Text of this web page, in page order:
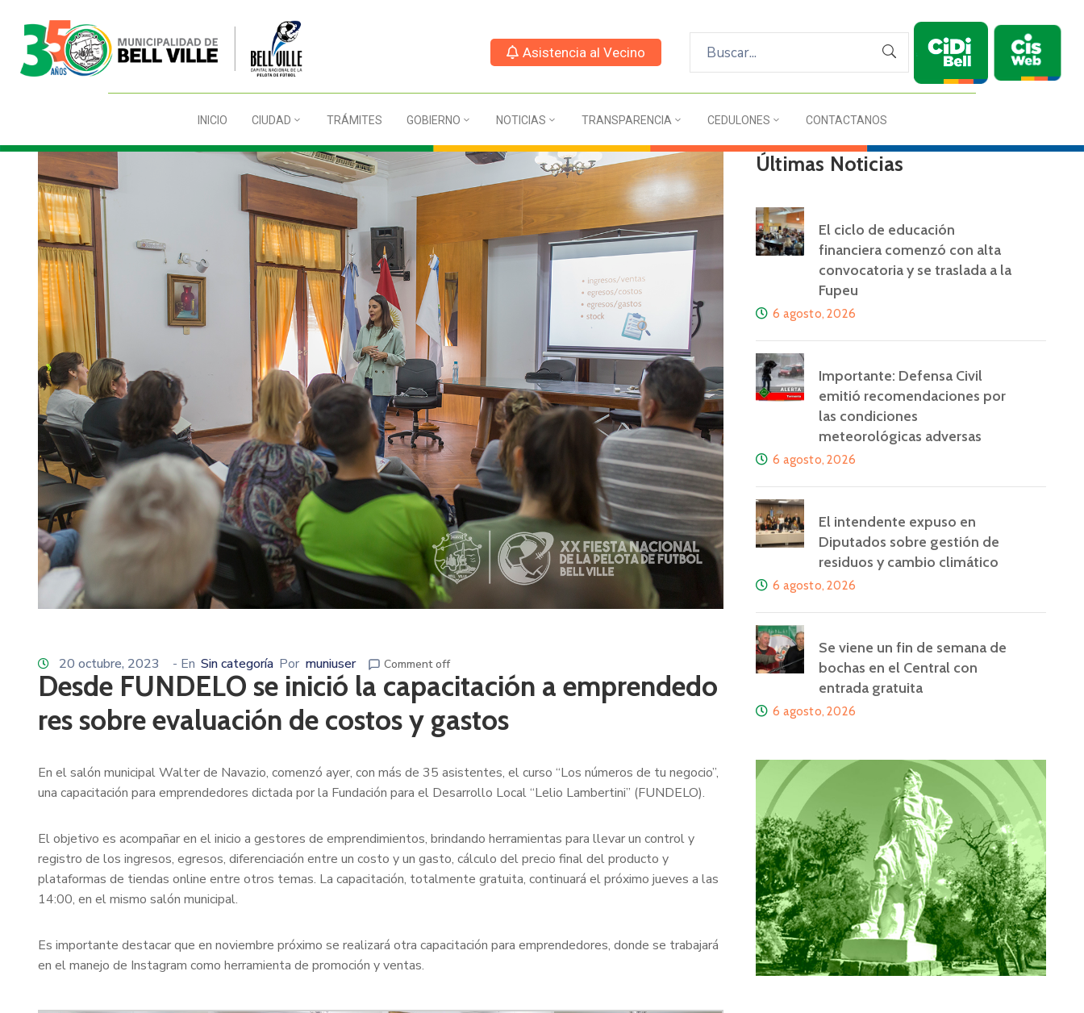
Asistencia al Vecino
INICIO CIUDAD TRÁMITES GOBIERNO NOTICIAS TRANSPARENCIA CEDULONES CONTACTANOS
20 octubre, 2023 - En Sin categoría Por muniuser Comment off
Desde FUNDELO se inició la capacitación a emprendedo
res sobre evaluación de costos y gastos
En el salón municipal Walter de Navazio, comenzó ayer, con más de 35 asistentes, el curso “Los números de tu negocio”,
una capacitación para emprendedores dictada por la Fundación para el Desarrollo Local “Lelio Lambertini” (FUNDELO).
El objetivo es acompañar en el inicio a gestores de emprendimientos, brindando herramientas para llevar un control y
registro de los ingresos, egresos, diferenciación entre un costo y un gasto, cálculo del precio final del producto y
plataformas de tiendas online entre otros temas. La capacitación, totalmente gratuita, continuará el próximo jueves a las
14:00, en el mismo salón municipal.
Es importante destacar que en noviembre próximo se realizará otra capacitación para emprendedores, donde se trabajará
en el manejo de Instagram como herramienta de promoción y ventas.
Últimas Noticias
El ciclo de educación
financiera comenzó con alta
convocatoria y se traslada a la
Fupeu
6 agosto, 2026
Importante: Defensa Civil
emitió recomendaciones por
las condiciones
meteorológicas adversas
6 agosto, 2026
El intendente expuso en
Diputados sobre gestión de
residuos y cambio climático
6 agosto, 2026
Se viene un fin de semana de
bochas en el Central con
entrada gratuita
6 agosto, 2026